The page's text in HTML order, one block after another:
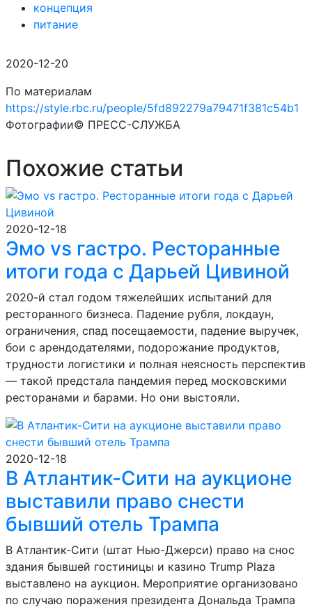
концепция
питание
2020-12-20
По материалам
https://style.rbc.ru/people/5fd892279a79471f381c54b1
Фотографии© ПРЕСС-СЛУЖБА
Похожие статьи
2020-12-18
Эмо vs гастро. Ресторанные
итоги года с Дарьей Цивиной
2020-й стал годом тяжелейших испытаний для
ресторанного бизнеса. Падение рубля, локдаун,
ограничения, спад посещаемости, падение выручек,
бои с арендодателями, подорожание продуктов,
трудности логистики и полная неясность перспектив
— такой предстала пандемия перед московскими
ресторанами и барами. Но они выстояли.
2020-12-18
В Атлантик-Сити на аукционе
выставили право снести
бывший отель Трампа
В Атлантик-Сити (штат Нью-Джерси) право на снос
здания бывшей гостиницы и казино Trump Plaza
выставлено на аукцион. Мероприятие организовано
по случаю поражения президента Дональда Трампа